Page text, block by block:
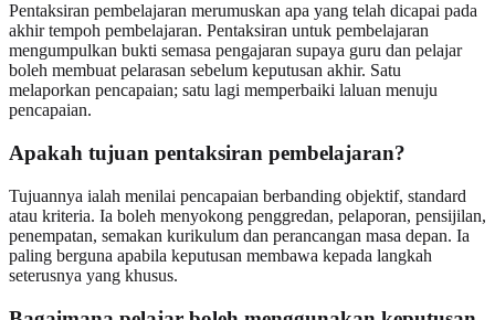
Pentaksiran pembelajaran merumuskan apa yang telah dicapai pada
akhir tempoh pembelajaran. Pentaksiran untuk pembelajaran
mengumpulkan bukti semasa pengajaran supaya guru dan pelajar
boleh membuat pelarasan sebelum keputusan akhir. Satu
melaporkan pencapaian; satu lagi memperbaiki laluan menuju
pencapaian.
Apakah tujuan pentaksiran pembelajaran?
Tujuannya ialah menilai pencapaian berbanding objektif, standard
atau kriteria. Ia boleh menyokong penggredan, pelaporan, pensijilan,
penempatan, semakan kurikulum dan perancangan masa depan. Ia
paling berguna apabila keputusan membawa kepada langkah
seterusnya yang khusus.